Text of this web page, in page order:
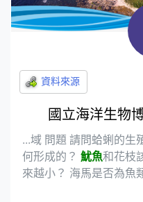
國立海洋生物
...域 問題 請問蛤蜊的生
何形成的？ 魷魚和花枝
來越小？ 海馬是否為魚